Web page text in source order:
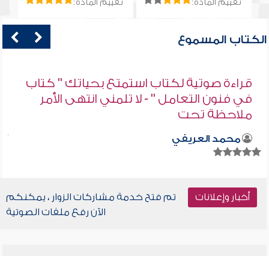
تقييم المادة: تقييم المادة:
الكتاب المسموع
قراءة صوتية لكتاب استمتع بحياتك " كتاب
في فنون التعامل " - لا تلمني انتهى الأمر
ملاحظة تحت
محمد العريفي
أخبار وإعلانات
تم فتح خدمة مشاركات الزوار ، يمكنكم
الآن رفع ملفات الصوتية